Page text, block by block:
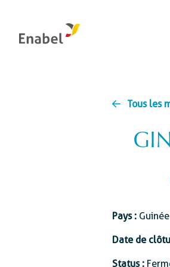
Organes de gestion et de
Intégrité : le canal interne de
Transition énergétique
Tous les
Pays : Guinée
Date de
Status :